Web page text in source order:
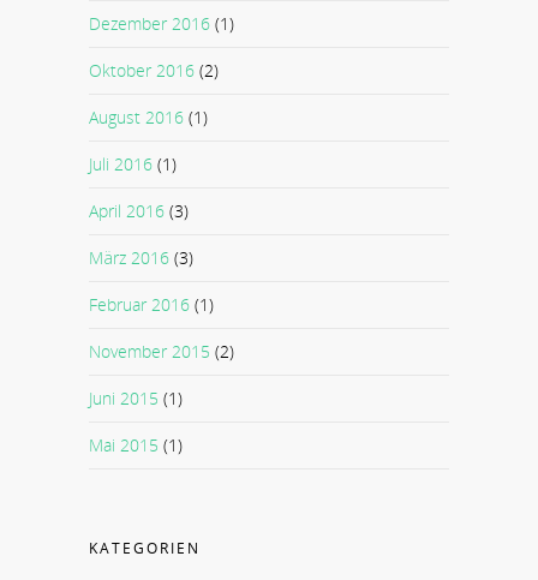
Dezember 2016 (1)
Oktober 2016 (2)
August 2016 (1)
Juli 2016 (1)
April 2016 (3)
März 2016 (3)
Februar 2016 (1)
November 2015 (2)
Juni 2015 (1)
Mai 2015 (1)
KATEGORIEN